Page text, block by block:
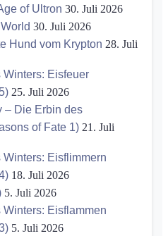
of Ultron 30. Juli 2026
30. Juli 2026
Hund vom Krypton 28. Juli
Eisfeuer
25. Juli 2026
– Die Erbin des
of Fate 1) 21. Juli
Eisflimmern
18. Juli 2026
5. Juli 2026
Eisflammen
5. Juli 2026